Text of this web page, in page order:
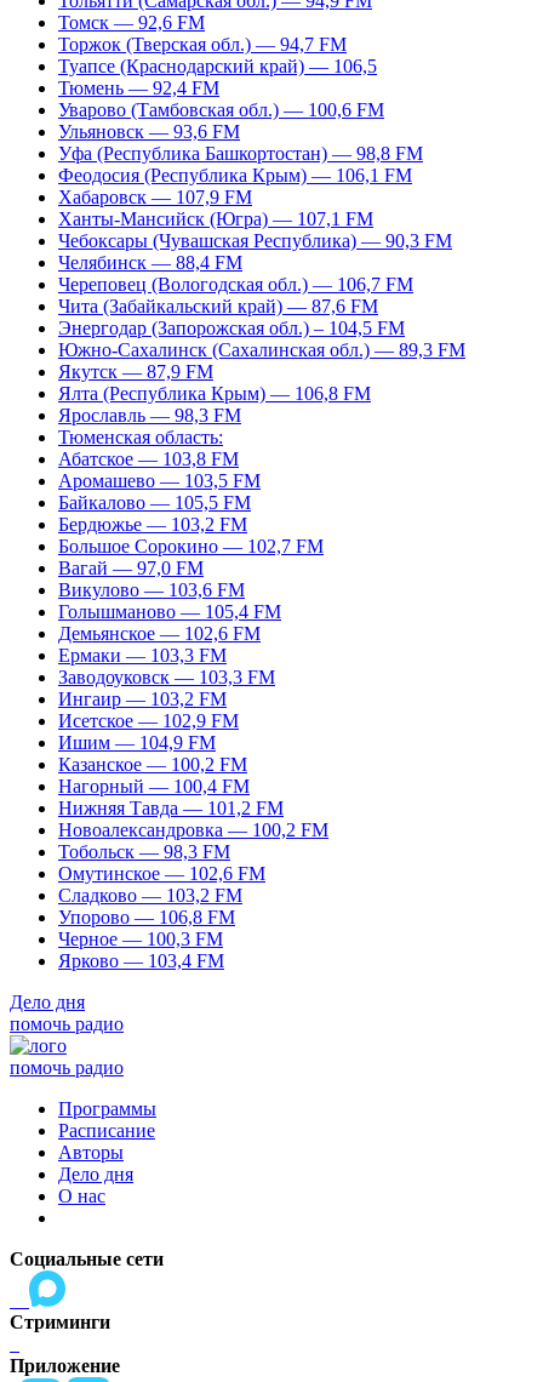
Томск — 92,6 FM
Торжок (Тверская обл.) — 94,7 FM
Туапсе (Краснодарский край) — 106,5
Тюмень — 92,4 FM
Уварово (Тамбовская обл.) — 100,6 FM
Ульяновск — 93,6 FM
Уфа (Республика Башкортостан) — 98,8 FM
Феодосия (Республика Крым) — 106,1 FM
Хабаровск — 107,9 FM
Ханты-Мансийск (Югра) — 107,1 FM
Чебоксары (Чувашская Республика) — 90,3 FM
Челябинск — 88,4 FM
Череповец (Вологодская обл.) — 106,7 FM
Чита (Забайкальский край) — 87,6 FM
Энергодар (Запорожская обл.) – 104,5 FM
Южно-Сахалинск (Сахалинская обл.) — 89,3 FM
Якутск — 87,9 FM
Ялта (Республика Крым) — 106,8 FM
Ярославль — 98,3 FM
Тюменская область:
Абатское — 103,8 FM
Аромашево — 103,5 FM
Байкалово — 105,5 FM
Бердюжье — 103,2 FM
Большое Сорокино — 102,7 FM
Вагай — 97,0 FM
Викулово — 103,6 FM
Голышманово — 105,4 FM
Демьянское — 102,6 FM
Ермаки — 103,3 FM
Заводоуковск — 103,3 FM
Ингаир — 103,2 FM
Исетское — 102,9 FM
Ишим — 104,9 FM
Казанское — 100,2 FM
Нагорный — 100,4 FM
Нижняя Тавда — 101,2 FM
Новоалександровка — 100,2 FM
Тобольск — 98,3 FM
Омутинское — 102,6 FM
Сладково — 103,2 FM
Упорово — 106,8 FM
Черное — 100,3 FM
Ярково — 103,4 FM
Дело дня
помочь радио
помочь радио
Программы
Расписание
Авторы
Дело дня
О нас
Социальные сети
Стриминги
Приложение